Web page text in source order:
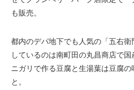
も販売。
都内のデパ地下でも人気の「五右
しているのは南町田の丸昌商店で
ニガリで作る豆腐と生湯葉は豆腐の
と。